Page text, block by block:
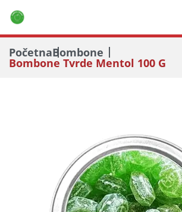
PočetnaBombone
Bombone Tvrde Mentol 100 G